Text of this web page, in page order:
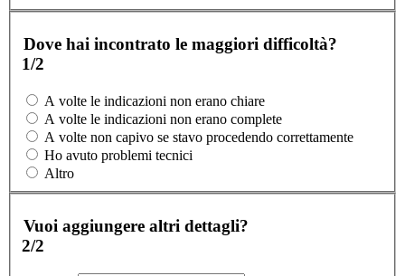
Dove hai incontrato le maggiori difficoltà?
1/2
A volte le indicazioni non erano chiare
A volte le indicazioni non erano complete
A volte non capivo se stavo procedendo correttamente
Ho avuto problemi tecnici
Altro
Vuoi aggiungere altri dettagli?
2/2